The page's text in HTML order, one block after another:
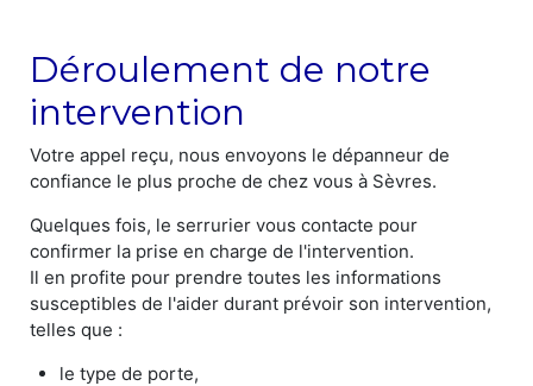
Déroulement de notre
intervention
Votre appel reçu, nous envoyons le dépanneur de
confiance le plus proche de chez vous à Sèvres.
Quelques fois, le serrurier vous contacte pour
confirmer la prise en charge de l'intervention.
Il en profite pour prendre toutes les informations
susceptibles de l'aider durant prévoir son intervention,
telles que :
le type de porte,